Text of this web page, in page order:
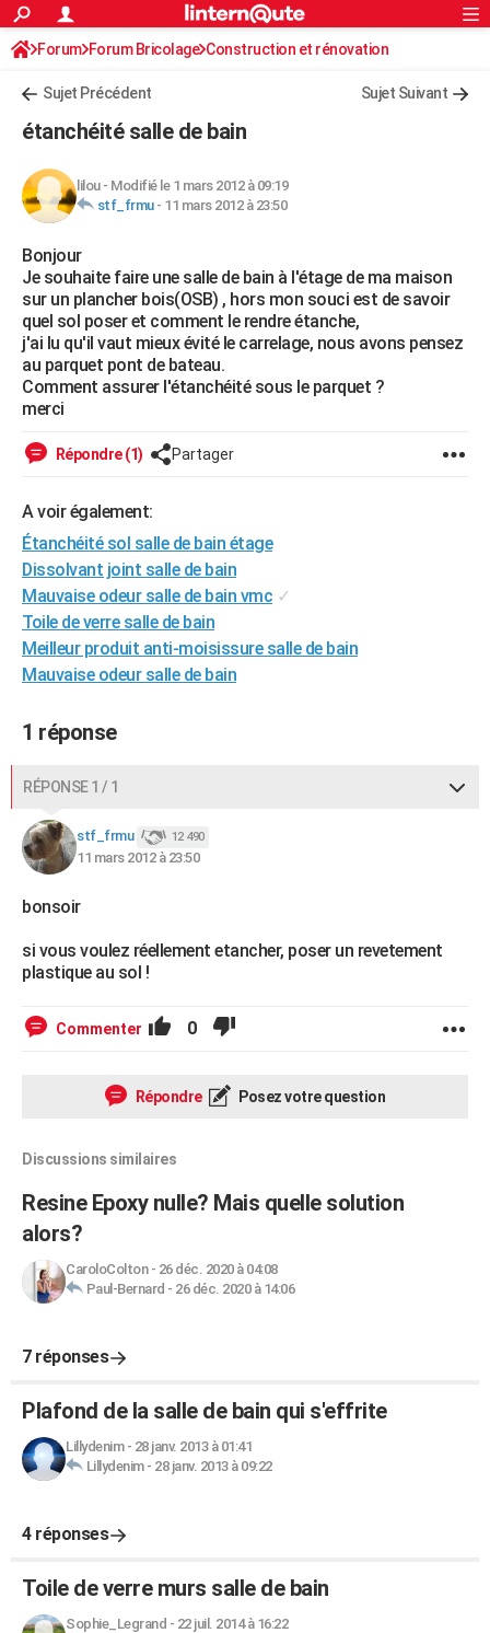
ACTUALITÉS
Politique
Société
Faits Divers
Education
Monde
Villes
+
Retraite
Impôts
Epargne
Immobilier
Risques naturels par ville
Banque
Assurance
Crédit
AUTO
HIGH-TECH
Mobiles
Meilleur smartphone
Internet
Ordinateurs
Jeux vidéo
Guide high-tech
+BRICOLAGE
Forum
Aménagement intérieur
Extérieur
Cuisine
Salle de bains
Jardinage
Rangement
WEEK-END
Guides de France
Escapades
Patrimoine
Expositions
Musées
Week-end nature
+LIFESTYLE
Alimentation
Guide de la santé
Maladies
Médicaments
Sommeil
Destinations
City break
Voyage nature
Voyage de noces
Forum
Climat
+PHOTO
GUIDES D'ACHAT
BONS PLANS
CARTE DE VOEUX
Carte de Noël
Carte Bonne année
Carte Saint-Valentin
Carte Pâques
Carte d'anniversaire
Dictionnaire
Biographies
Citations
Expressions
Proverbes
PROGRAMME TV
COPAINS D'AVANT
S'inscrire
Se connecter
Lycées
Collèges
Primaires
Universités
Entreprises
Service militaire
Avis de recherche
AVIS DE DÉCÈS
FORUM
Bricolage
Lifestyle
Culture
Sport
Auto
Television
Voyage
Cinema
Rechercher
S'inscrire
Connexion
Forum Forum Bricolage Construction et rénovation
Sujet Précédent Sujet Suivant
étanchéité salle de bain
lilou- Modifié le 1 mars 2012 à 09:19
stf_frmu- 11 mars 2012 à 23:50
Bonjour
Je souhaite faire une salle de bain à l'étage de ma maison
sur un plancher bois(OSB) , hors mon souci est de savoir
quel sol poser et comment le rendre étanche,
j'ai lu qu'il vaut mieux évité le carrelage, nous avons pensez
au parquet pont de bateau.
Comment assurer l'étanchéité sous le parquet ?
merci
Répondre (1) Partager
A voir également:
Étanchéité sol salle de bain étage
Dissolvant joint salle de bain
Mauvaise odeur salle de bain vmc ✓
Toile de verre salle de bain
Meilleur produit anti-moisissure salle de bain
Mauvaise odeur salle de bain
1 réponse
RÉPONSE 1 / 1
stf_frmu 12 490
11 mars 2012 à 23:50
bonsoir
si vous voulez réellement etancher, poser un revetement
plastique au sol !
Commenter 0
Répondre Posez votre question
Discussions similaires
Resine Epoxy nulle? Mais quelle solution
alors?
CaroloColton- 26 déc. 2020 à 04:08
Paul-Bernard - 26 déc. 2020 à 14:06
7 réponses
Plafond de la salle de bain qui s'effrite
Lillydenim- 28 janv. 2013 à 01:41
Lillydenim- 28 janv. 2013 à 09:22
4 réponses
Toile de verre murs salle de bain
Sophie_Legrand - 22 juil. 2014 à 16:22